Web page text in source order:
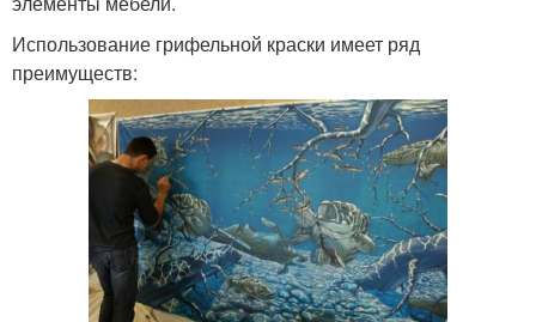
Использование грифельной краски имеет ряд
преимуществ: